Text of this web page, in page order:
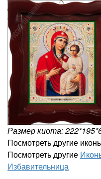
Размер киота:
Посмотреть другие
Посмотреть другие
Избавительница